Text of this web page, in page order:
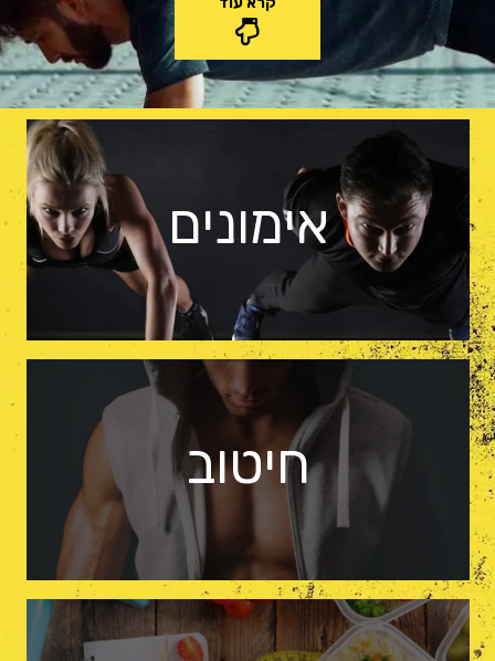
אימונים
חיטוב